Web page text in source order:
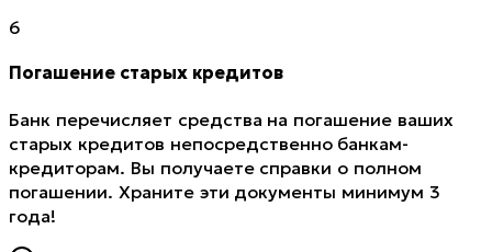
6
Погашение старых кредитов
Банк перечисляет средства на погашение ваших
старых кредитов непосредственно банкам-
кредиторам. Вы получаете справки о полном
погашении. Храните эти документы минимум 3
года!